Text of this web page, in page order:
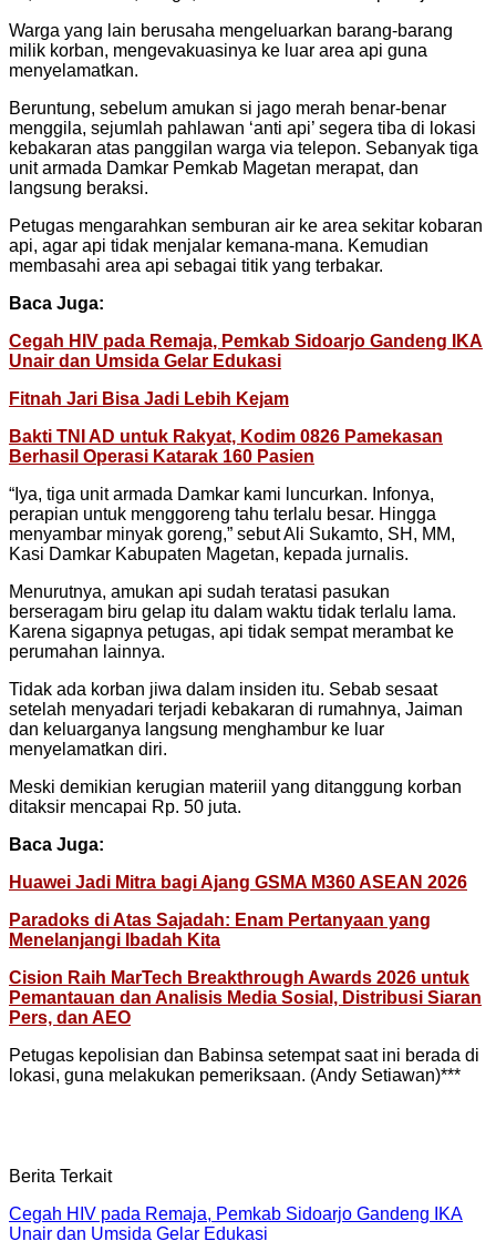
Warga yang lain berusaha mengeluarkan barang-barang
milik korban, mengevakuasinya ke luar area api guna
menyelamatkan.
Beruntung, sebelum amukan si jago merah benar-benar
menggila, sejumlah pahlawan ‘anti api’ segera tiba di lokasi
kebakaran atas panggilan warga via telepon. Sebanyak tiga
unit armada Damkar Pemkab Magetan merapat, dan
langsung beraksi.
Petugas mengarahkan semburan air ke area sekitar kobaran
api, agar api tidak menjalar kemana-mana. Kemudian
membasahi area api sebagai titik yang terbakar.
Baca Juga:
Cegah HIV pada Remaja, Pemkab Sidoarjo Gandeng IKA
Unair dan Umsida Gelar Edukasi
Fitnah Jari Bisa Jadi Lebih Kejam
Bakti TNI AD untuk Rakyat, Kodim 0826 Pamekasan
Berhasil Operasi Katarak 160 Pasien
“Iya, tiga unit armada Damkar kami luncurkan. Infonya,
perapian untuk menggoreng tahu terlalu besar. Hingga
menyambar minyak goreng,” sebut Ali Sukamto, SH, MM,
Kasi Damkar Kabupaten Magetan, kepada jurnalis.
Menurutnya, amukan api sudah teratasi pasukan
berseragam biru gelap itu dalam waktu tidak terlalu lama.
Karena sigapnya petugas, api tidak sempat merambat ke
perumahan lainnya.
Tidak ada korban jiwa dalam insiden itu. Sebab sesaat
setelah menyadari terjadi kebakaran di rumahnya, Jaiman
dan keluarganya langsung menghambur ke luar
menyelamatkan diri.
Meski demikian kerugian materiil yang ditanggung korban
ditaksir mencapai Rp. 50 juta.
Baca Juga:
Huawei Jadi Mitra bagi Ajang GSMA M360 ASEAN 2026
Paradoks di Atas Sajadah: Enam Pertanyaan yang
Menelanjangi Ibadah Kita
Cision Raih MarTech Breakthrough Awards 2026 untuk
Pemantauan dan Analisis Media Sosial, Distribusi Siaran
Pers, dan AEO
Petugas kepolisian dan Babinsa setempat saat ini berada di
lokasi, guna melakukan pemeriksaan. (Andy Setiawan)***
Berita Terkait
Cegah HIV pada Remaja, Pemkab Sidoarjo Gandeng IKA
Unair dan Umsida Gelar Edukasi